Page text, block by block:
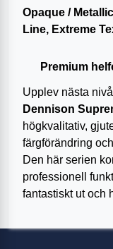
Opaque /
Line, Extreme
Premium
Upplev nästa
Dennison
högkvalitativ,
färgförändring
Den här serien
professionell
fantastiskt ut och